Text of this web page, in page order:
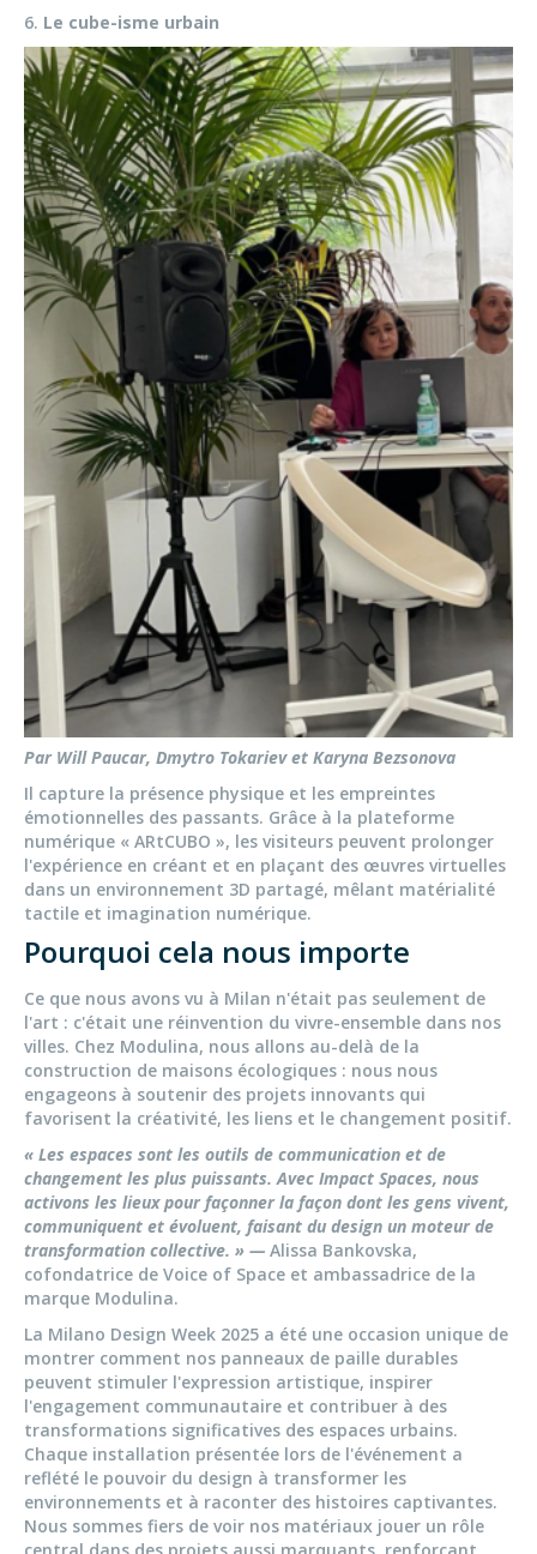
6. Le cube-isme urbain
Par Will Paucar, Dmytro Tokariev et Karyna Bezsonova
Il capture la présence physique et les empreintes
émotionnelles des passants. Grâce à la plateforme
numérique « ARtCUBO », les visiteurs peuvent prolonger
l'expérience en créant et en plaçant des œuvres virtuelles
dans un environnement 3D partagé, mêlant matérialité
tactile et imagination numérique.
Pourquoi cela nous importe
Ce que nous avons vu à Milan n'était pas seulement de
l'art : c'était une réinvention du vivre-ensemble dans nos
villes. Chez Modulina, nous allons au-delà de la
construction de maisons écologiques : nous nous
engageons à soutenir des projets innovants qui
favorisent la créativité, les liens et le changement positif.
« Les espaces sont les outils de communication et de
changement les plus puissants. Avec Impact Spaces, nous
activons les lieux pour façonner la façon dont les gens vivent,
communiquent et évoluent, faisant du design un moteur de
transformation collective. » — Alissa Bankovska,
cofondatrice de Voice of Space et ambassadrice de la
marque Modulina.
La Milano Design Week 2025 a été une occasion unique de
montrer comment nos panneaux de paille durables
peuvent stimuler l'expression artistique, inspirer
l'engagement communautaire et contribuer à des
transformations significatives des espaces urbains.
Chaque installation présentée lors de l'événement a
reflété le pouvoir du design à transformer les
environnements et à raconter des histoires captivantes.
Nous sommes fiers de voir nos matériaux jouer un rôle